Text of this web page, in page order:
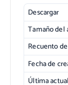
Descargar
Tamaño del
Recuento
Fecha de
Última